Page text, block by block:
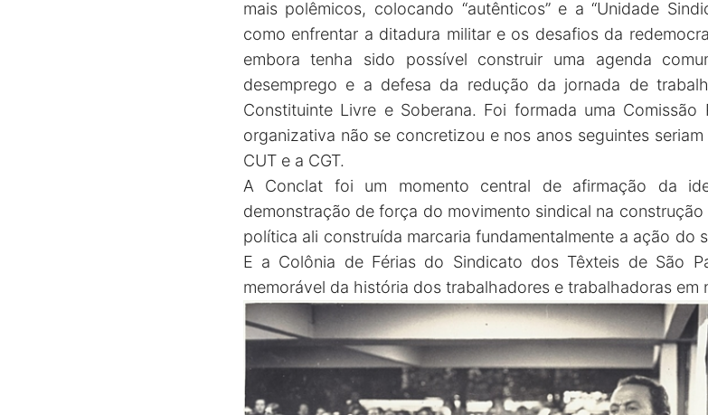
mais polêmicos, colocando “autênticos” e a “Unidade
como enfrentar a ditadura militar e os desafios da
embora tenha sido possível construir uma agenda
desemprego e a defesa da redução da jornada de
Constituinte Livre e Soberana. Foi formada uma
organizativa não se concretizou e nos anos seguintes
CUT e a CGT.
A Conclat foi um momento central de afirmação da
demonstração de força do movimento sindical na
política ali construída marcaria fundamentalmente a ação do
E a Colônia de Férias do Sindicato dos Têxteis de São
memorável da história dos trabalhadores e trabalhadoras em